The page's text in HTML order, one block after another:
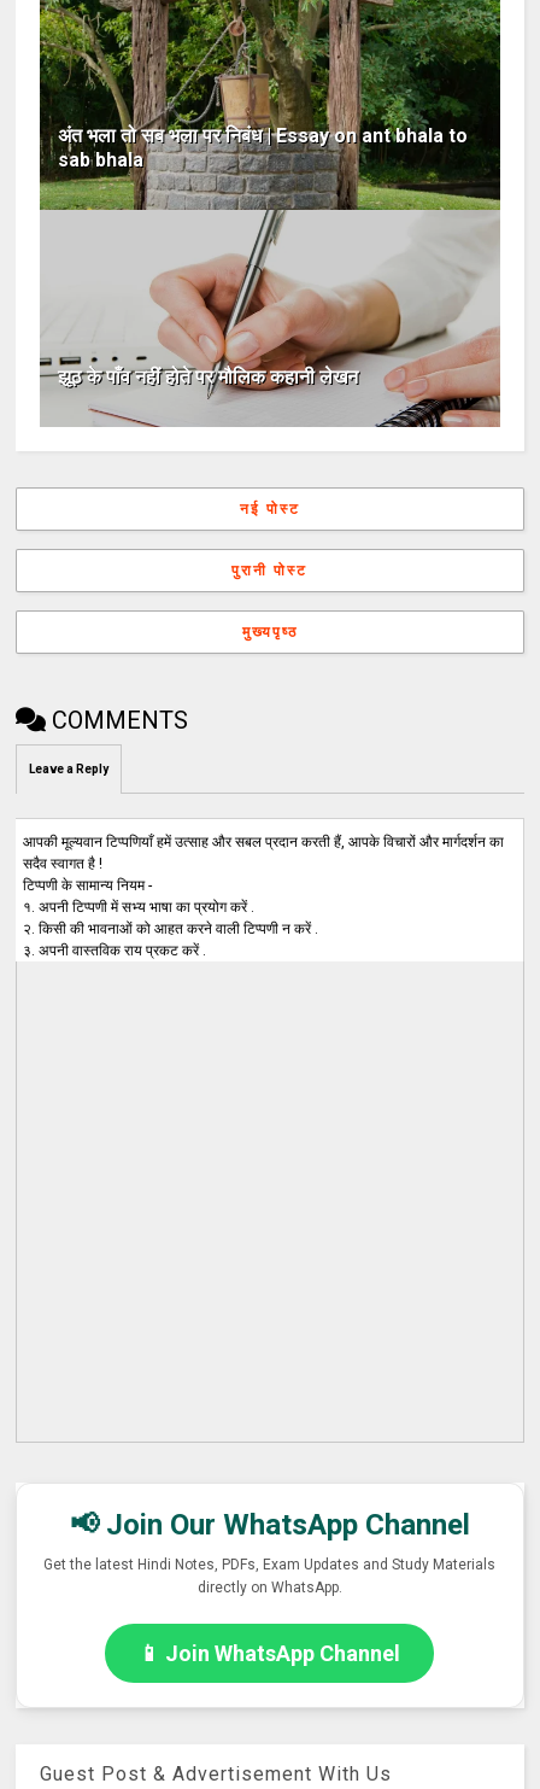
अंत भला तो सब भला पर निबंध | Essay on ant bhala to
sab bhala
झूठ के पाँव नहीं होते पर मौलिक कहानी लेखन
नई पोस्ट
पुरानी पोस्ट
मुख्यपृष्ठ
COMMENTS
Leave a Reply
आपकी मूल्यवान टिप्पणियाँ हमें उत्साह और सबल प्रदान करती हैं, आपके विचारों और मार्गदर्शन का
सदैव स्वागत है !
टिप्पणी के सामान्य नियम -
१. अपनी टिप्पणी में सभ्य भाषा का प्रयोग करें .
२. किसी की भावनाओं को आहत करने वाली टिप्पणी न करें .
३. अपनी वास्तविक राय प्रकट करें .
📢 Join Our WhatsApp Channel
Get the latest Hindi Notes, PDFs, Exam Updates and Study Materials
directly on WhatsApp.
📱 Join WhatsApp Channel
Guest Post & Advertisement With Us